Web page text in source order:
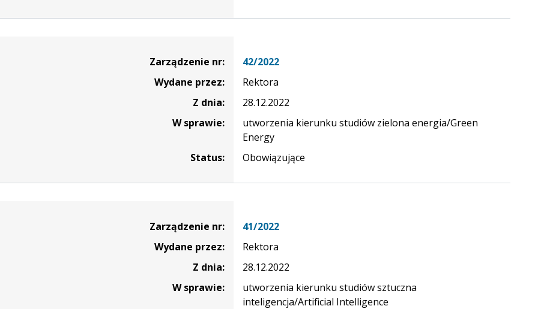
Zarządzenie nr:
42/2022
Wydane przez:
Rektora
Z dnia:
28.12.2022
W sprawie:
utworzenia kierunku studiów zielona energia/Green
Energy
Status:
Obowiązujące
Zarządzenie nr:
41/2022
Wydane przez:
Rektora
Z dnia:
28.12.2022
W sprawie:
utworzenia kierunku studiów sztuczna
inteligencja/Artificial Intelligence